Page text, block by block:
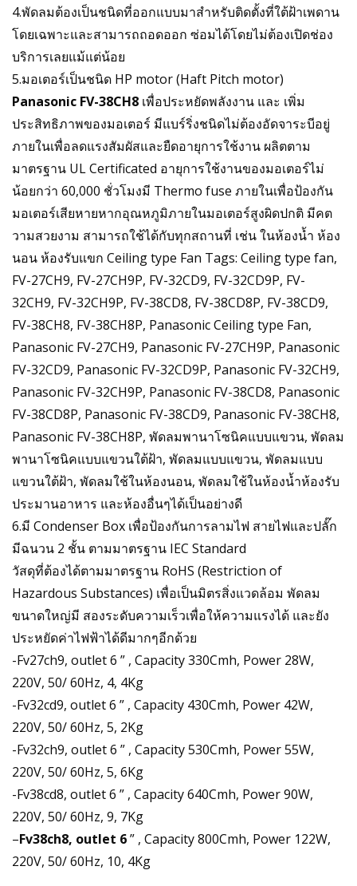
4.พัดลมต้องเป็นชนิดที่ออกแบบมาสำหรับติดตั้งที่ใต้ฝ้าเพดาน
โดยเฉพาะและสามารถถอดออก ซ่อมได้โดยไม่ต้องเปิดช่อง
บริการเลยแม้แต่น้อย
5.มอเตอร์เป็นชนิด HP motor (Haft Pitch motor)
Panasonic FV-38CH8 เพื่อประหยัดพลังงาน และ เพิ่ม
ประสิทธิภาพของมอเตอร์ มีแบร์ริ่งชนิดไม่ต้องอัดจาระบีอยู่
ภายในเพื่อลดแรงสัมผัสและยืดอายุการใช้งาน ผลิตตาม
มาตรฐาน UL Certificated อายุการใช้งานของมอเตอร์ไม่
น้อยกว่า 60,000 ชั่วโมงมี Thermo fuse ภายในเพื่อป้องกัน
มอเตอร์เสียหายหากอุณหภูมิภายในมอเตอร์สูงผิดปกติ มีคต
วามสวยงาม สามารถใช้ได้กับทุกสถานที่ เช่น ในห้องน้ำ ห้อง
นอน ห้องรับแขก Ceiling type Fan Tags: Ceiling type fan,
FV-27CH9, FV-27CH9P, FV-32CD9, FV-32CD9P, FV-
32CH9, FV-32CH9P, FV-38CD8, FV-38CD8P, FV-38CD9,
FV-38CH8, FV-38CH8P, Panasonic Ceiling type Fan,
Panasonic FV-27CH9, Panasonic FV-27CH9P, Panasonic
FV-32CD9, Panasonic FV-32CD9P, Panasonic FV-32CH9,
Panasonic FV-32CH9P, Panasonic FV-38CD8, Panasonic
FV-38CD8P, Panasonic FV-38CD9, Panasonic FV-38CH8,
Panasonic FV-38CH8P, พัดลมพานาโซนิคแบบแขวน, พัดลม
พานาโซนิคแบบแขวนใต้ฝ้า, พัดลมแบบแขวน, พัดลมแบบ
แขวนใต้ฝ้า, พัดลมใช้ในห้องนอน, พัดลมใช้ในห้องน้ำห้องรับ
ประมานอาหาร และห้องอื่นๆได้เป็นอย่างดี
6.มี Condenser Box เพื่อป้องกันการลามไฟ สายไฟและปลั๊ก
มีฉนวน 2 ชั้น ตามมาตรฐาน IEC Standard
วัสดุที่ต้องได้ตามมาตรฐาน RoHS (Restriction of
Hazardous Substances) เพื่อเป็นมิตรสิ่งแวดล้อม พัดลม
ขนาดใหญ่มี สองระดับความเร็วเพื่อให้ความแรงได้ และยัง
ประหยัดค่าไฟฟ้าได้ดีมากๆอีกด้วย
-Fv27ch9, outlet 6 ” , Capacity 330Cmh, Power 28W,
220V, 50/ 60Hz, 4, 4Kg
-Fv32cd9, outlet 6 ” , Capacity 430Cmh, Power 42W,
220V, 50/ 60Hz, 5, 2Kg
-Fv32ch9, outlet 6 ” , Capacity 530Cmh, Power 55W,
220V, 50/ 60Hz, 5, 6Kg
-Fv38cd8, outlet 6 ” , Capacity 640Cmh, Power 90W,
220V, 50/ 60Hz, 9, 7Kg
–Fv38ch8, outlet 6” , Capacity 800Cmh, Power 122W,
220V, 50/ 60Hz, 10, 4Kg